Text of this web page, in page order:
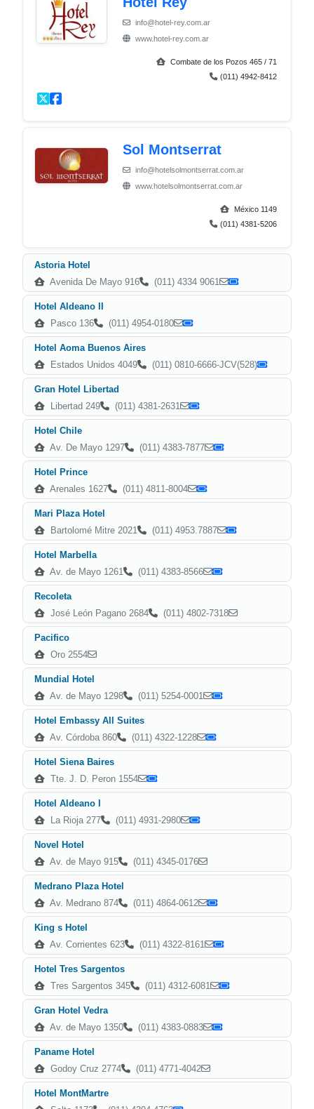
info@hotel-rey.com.ar
www.hotel-rey.com.ar
Combate de los Pozos 465 / 71
(011) 4942-8412
Sol Montserrat
info@hotelsolmontserrat.com.ar
www.hotelsolmontserrat.com.ar
México 1149
(011) 4381-5206
Astoria Hotel
Avenida De Mayo 916
(011) 4334 9061
Hotel Aldeano II
Pasco 136
(011) 4954-0180
Hotel Aoma Buenos Aires
Estados Unidos 4049
(011) 0810-6666-JCV(528)
Gran Hotel Libertad
Libertad 249
(011) 4381-2631
Hotel Chile
Av. De Mayo 1297
(011) 4383-7877
Hotel Prince
Arenales 1627
(011) 4811-8004
Mari Plaza Hotel
Bartolomé Mitre 2021
(011) 4953.7887
Hotel Marbella
Av. de Mayo 1261
(011) 4383-8566
Recoleta
José León Pagano 2684
(011) 4802-7318
Pacifico
Oro 2554
Mundial Hotel
Av. de Mayo 1298
(011) 5254-0001
Hotel Embassy All Suites
Av. Córdoba 860
(011) 4322-1228
Hotel Siena Baires
Tte. J. D. Peron 1554
Hotel Aldeano I
La Rioja 277
(011) 4931-2980
Novel Hotel
Av. de Mayo 915
(011) 4345-0176
Medrano Plaza Hotel
Av. Medrano 874
(011) 4864-0612
King s Hotel
Av. Corrientes 623
(011) 4322-8161
Hotel Tres Sargentos
Tres Sargentos 345
(011) 4312-6081
Gran Hotel Vedra
Av. de Mayo 1350
(011) 4383-0883
Paname Hotel
Godoy Cruz 2774
(011) 4771-4042
Hotel MontMartre